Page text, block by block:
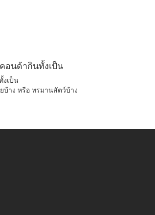
อนด้ากินทั้งเป็น
งเป็น
าง หรือ ทรมานสัตว์บ้าง